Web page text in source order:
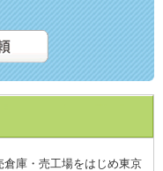
庫・売工場をはじめ東京